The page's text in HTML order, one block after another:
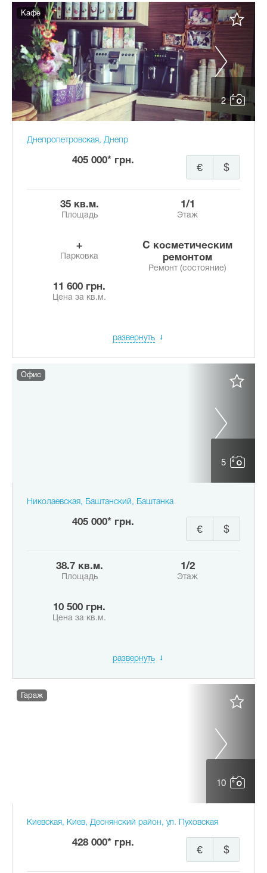
2
Кафе
Днепропетровская, Днепр
405 000* грн.
$
€
35 кв.м.
Площадь
1/1
Этаж
+
Парковка
с косметическим
ремонтом
Ремонт (состояние)
11 600 грн.
Цена за кв.м.
развернуть
5
Офис
Николаевская, Баштанский, Баштанка
405 000* грн.
$
€
38.7 кв.м.
Площадь
1/2
Этаж
10 500 грн.
Цена за кв.м.
развернуть
10
Гараж
Киевская, Киев, Деснянский район, ул. Пуховская
428 000* грн.
$
€